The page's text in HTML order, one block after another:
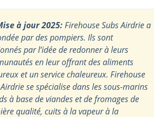
à jour 2025:Firehouse Subs Airdrie a
par des pompiers. Ils sont
par l’idée de redonner à leurs
en leur offrant des aliments
et un service chaleureux. Firehouse
se spécialise dans les sous-marins
à base de viandes et de fromages de
qualité, cuits à la vapeur à la